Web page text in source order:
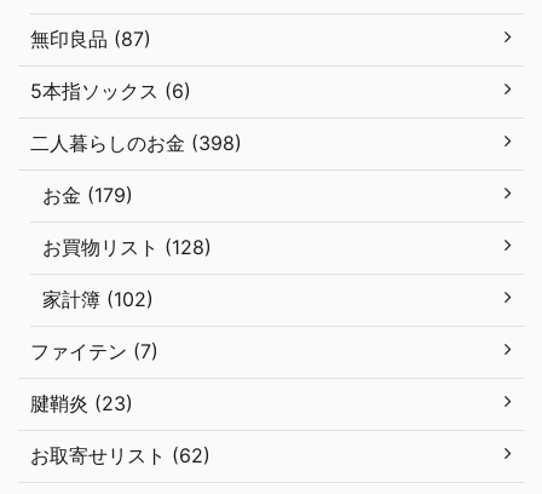
無印良品 (87)
5本指ソックス (6)
二人暮らしのお金 (398)
お金 (179)
お買物リスト (128)
家計簿 (102)
ファイテン (7)
腱鞘炎 (23)
お取寄せリスト (62)